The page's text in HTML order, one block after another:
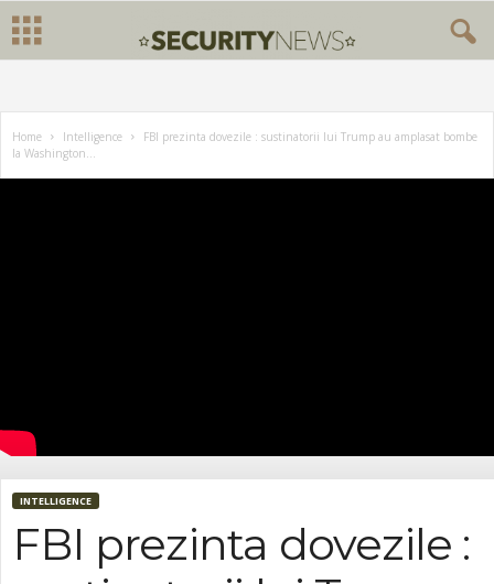
Home Intelligence
FBI prezinta dovezile : sustinatorii lui Trump au amplasat bombe
la Washington...
INTELLIGENCE
FBI prezinta dovezile :